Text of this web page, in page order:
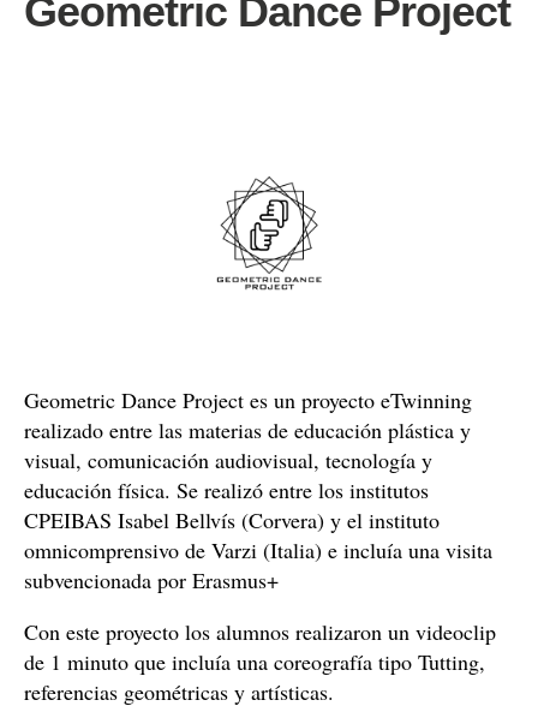
Geometric Dance Project
Geometric Dance Project es un proyecto eTwinning
realizado entre las materias de educación plástica y
visual, comunicación audiovisual, tecnología y
educación física. Se realizó entre los institutos
CPEIBAS Isabel Bellvís (Corvera) y el instituto
omnicomprensivo de Varzi (Italia) e incluía una visita
subvencionada por Erasmus+
Con este proyecto los alumnos realizaron un videoclip
de 1 minuto que incluía una coreografía tipo Tutting,
referencias geométricas y artísticas.